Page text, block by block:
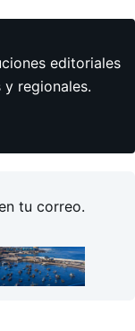
editoriales
regionales.
tu correo.